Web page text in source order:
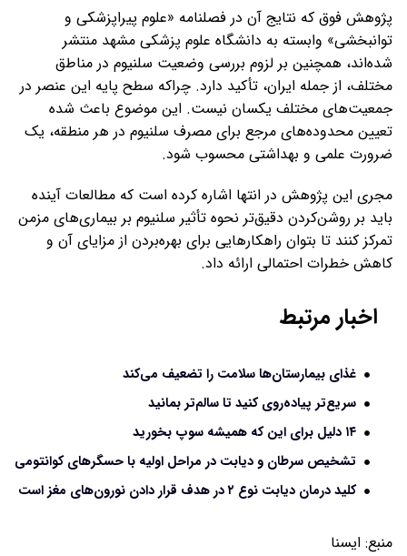
پژوهش فوق که نتایج آن در فصلنامه «علوم پیراپزشکی و
توانبخشی» وابسته به دانشگاه علوم پزشکی مشهد منتشر
شده‌اند، همچنین بر لزوم بررسی وضعیت سلنیوم در مناطق
مختلف، از جمله ایران، تأکید دارد. چراکه سطح پایه این عنصر در
جمعیت‌های مختلف یکسان نیست. این موضوع باعث شده
تعیین محدوده‌های مرجع برای مصرف سلنیوم در هر منطقه، یک
ضرورت علمی و بهداشتی محسوب شود.
مجری این پژوهش در انتها اشاره کرده است که مطالعات آینده
باید بر روشن‌کردن دقیق‌تر نحوه تأثیر سلنیوم بر بیماری‌های مزمن
تمرکز کنند تا بتوان راهکارهایی برای بهره‌بردن از مزایای آن و
کاهش خطرات احتمالی ارائه داد.
اخبار مرتبط
غذای بیمارستان‌ها سلامت را تضعیف می‌کند
سریع‌تر پیاده‌روی کنید تا سالم‌تر بمانید
۱۴ دلیل برای این که همیشه سوپ بخورید
تشخیص سرطان و دیابت در مراحل اولیه با حسگرهای کوانتومی
کلید درمان دیابت نوع ۲ در هدف قرار دادن نورون‌های مغز است
منبع: ايسنا